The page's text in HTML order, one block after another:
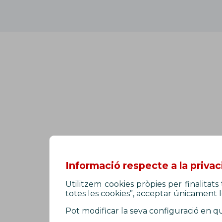
Informació respecte a la
Utilitzem cookies pròpies per
totes les cookies”, acceptar
Pot modificar la seva configuració en